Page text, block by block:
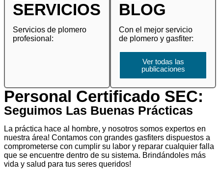
SERVICIOS
Servicios de plomero
profesional:
BLOG
Con el mejor servicio
de plomero y gasfiter:
Ver todas las
publicaciones
Personal Certificado SEC:
Seguimos Las Buenas Prácticas
La práctica hace al hombre, y nosotros somos expertos en
nuestra área! Contamos con grandes gasfiters dispuestos a
comprometerse con cumplir su labor y reparar cualquier falla
que se encuentre dentro de su sistema. Brindándoles más
vida y salud para tus seres queridos!